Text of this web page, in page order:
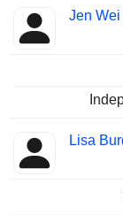
Jen Wei
Lisa